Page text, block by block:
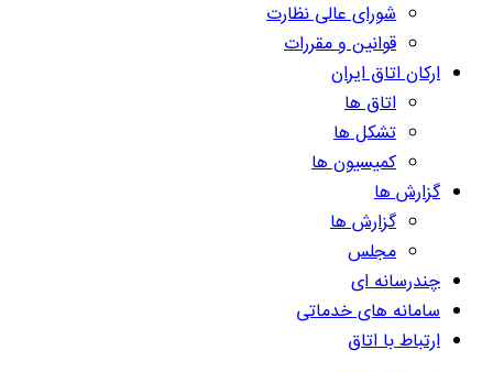
شورای عالی نظارت
قوانین و مقررات
ارکان اتاق ایران
اتاق ها
تشکل ها
کمیسیون ها
گزارش ها
گزارش ها
مجلس
چندرسانه ای
سامانه های خدماتی
ارتباط با اتاق